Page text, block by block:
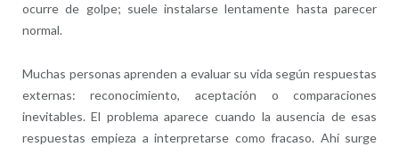
ocurre de golpe; suele instalarse lentamente hasta parecer
normal.
Muchas personas aprenden a evaluar su vida según respuestas
externas: reconocimiento, aceptación o comparaciones
inevitables. El problema aparece cuando la ausencia de esas
respuestas empieza a interpretarse como fracaso. Ahí surge